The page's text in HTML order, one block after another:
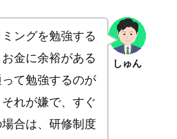
しゅん
ングを勉強する
金に余裕がある
て勉強するのが
れが嫌で、すぐ
合は、研修制度